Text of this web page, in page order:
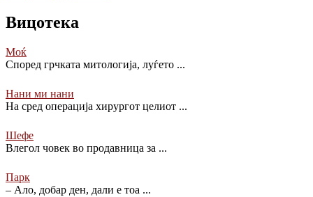
Вицотека
Моќ
Според грчката митологија, луѓето ...
Нани ми нани
На сред операција хирургот целиот ...
Шефе
Влегол човек во продавница за ...
Парк
– Ало, добар ден, дали е тоа ...